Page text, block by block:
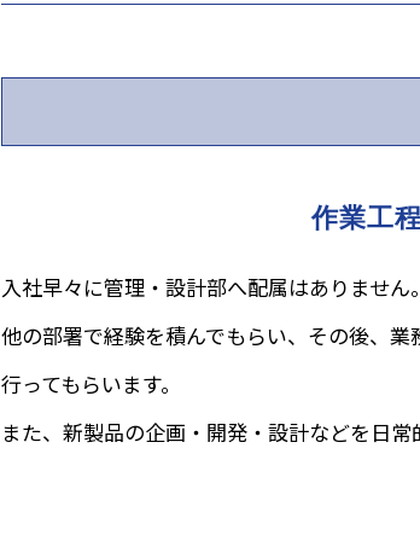
作業工
入社早々に管理・設計部へ配属はありません。
他の部署で経験を積んでもらい、その後、
行ってもらいます。
また、新製品の企画・開発・設計などを日常